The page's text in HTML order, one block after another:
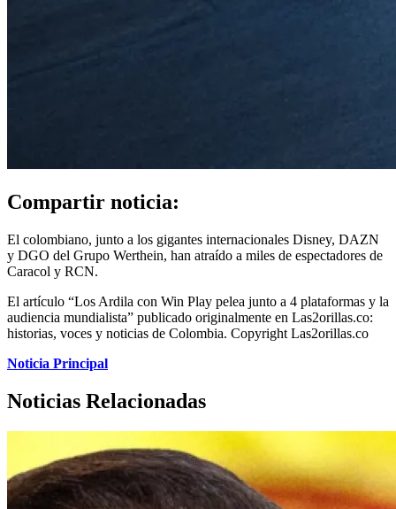
Compartir noticia:
El colombiano, junto a los gigantes internacionales Disney, DAZN
y DGO del Grupo Werthein, han atraído a miles de espectadores de
Caracol y RCN.
El artículo “Los Ardila con Win Play pelea junto a 4 plataformas y la
audiencia mundialista” publicado originalmente en Las2orillas.co:
historias, voces y noticias de Colombia. Copyright Las2orillas.co
Noticia Principal
Noticias Relacionadas